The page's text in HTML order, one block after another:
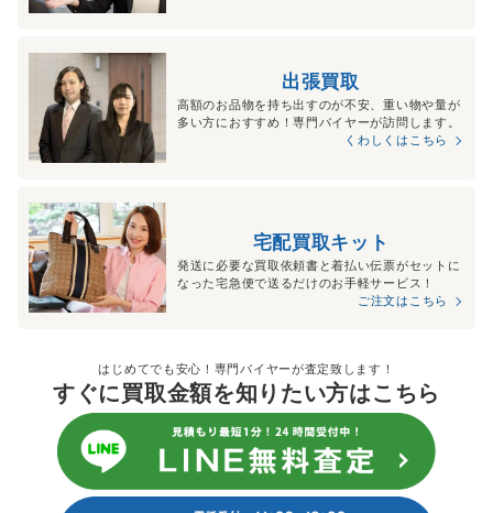
出張買取
高額のお品物を持ち出すのが不安、重い物や量が
多い方におすすめ！専門バイヤーが訪問します。
くわしくはこちら
宅配買取キット
発送に必要な買取依頼書と着払い伝票がセットに
なった宅急便で送るだけのお手軽サービス！
ご注文はこちら
はじめてでも安心！専門バイヤーが査定致します！
すぐに買取金額を知りたい方はこちら